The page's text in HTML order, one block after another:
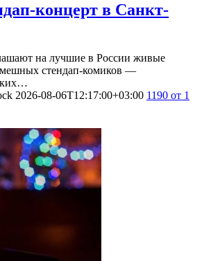
концерт в Санкт-
на лучшие в России живые
стендап-комиков —
2026-08-06T12:17:00+03:00 1190 от 1